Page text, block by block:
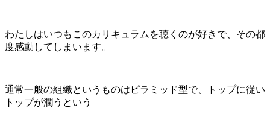
わたしはいつもこのカリキュラムを聴くのが好きで、その都
度感動してしまいます。
通常一般の組織というものはピラミッド型で、トップに従い
トップが潤うという